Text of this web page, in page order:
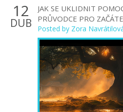
12
DUB
JAK SE UKLIDNIT
PRŮVODCE PRO
Posted by Zora